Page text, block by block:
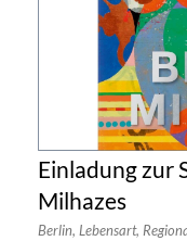
Einladung zur
Milhazes
Berlin, Lebensart,